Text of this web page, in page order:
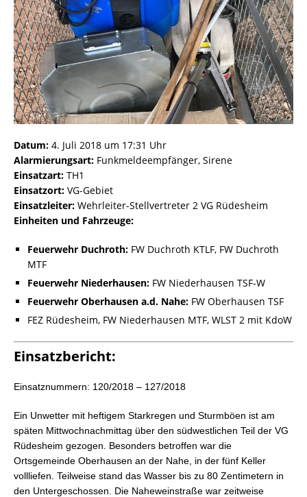
Datum: 4. Juli 2018 um 17:31 Uhr
Alarmierungsart: Funkmeldeempfänger, Sirene
Einsatzart: TH1
Einsatzort: VG-Gebiet
Einsatzleiter: Wehrleiter-Stellvertreter 2 VG Rüdesheim
Einheiten und Fahrzeuge:
Feuerwehr Duchroth: FW Duchroth KTLF, FW Duchroth
MTF
Feuerwehr Niederhausen: FW Niederhausen TSF-W
Feuerwehr Oberhausen a.d. Nahe: FW Oberhausen TSF
FEZ Rüdesheim, FW Niederhausen MTF, WLST 2 mit KdoW
Einsatzbericht:
Einsatznummern: 120/2018 – 127/2018
Ein Unwetter mit heftigem Starkregen und Sturmböen ist am
späten Mittwochnachmittag über den südwestlichen Teil der VG
Rüdesheim gezogen. Besonders betroffen war die
Ortsgemeinde Oberhausen an der Nahe, in der fünf Keller
vollliefen. Teilweise stand das Wasser bis zu 80 Zentimetern in
den Untergeschossen. Die Naheweinstraße war zeitweise